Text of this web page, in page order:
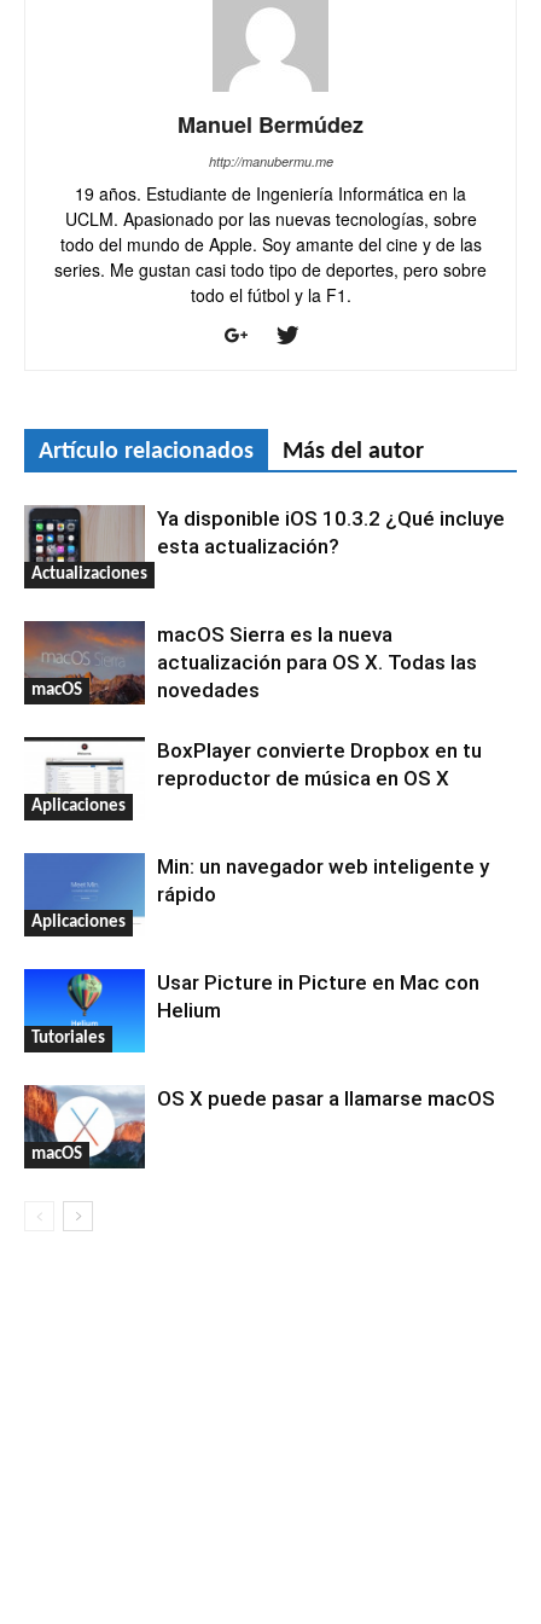
Manuel Bermúdez
http://manubermu.me
19 años. Estudiante de Ingeniería Informática en la
UCLM. Apasionado por las nuevas tecnologías, sobre
todo del mundo de Apple. Soy amante del cine y de las
series. Me gustan casi todo tipo de deportes, pero sobre
todo el fútbol y la F1.
Artículo relacionados Más del autor
Actualizaciones
Ya disponible iOS 10.3.2 ¿Qué incluye
esta actualización?
macOS
macOS Sierra es la nueva
actualización para OS X. Todas las
novedades
Aplicaciones
BoxPlayer convierte Dropbox en tu
reproductor de música en OS X
Aplicaciones
Min: un navegador web inteligente y
rápido
Tutoriales
Usar Picture in Picture en Mac con
Helium
macOS
OS X puede pasar a llamarse macOS